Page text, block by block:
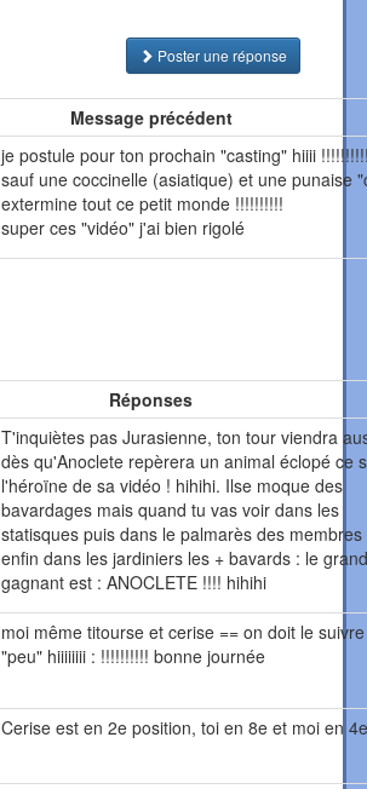
Poster une réponse
Message précédent
je postule pour ton prochain "casting" hiiii
sauf une coccinelle (asiatique) et une punaise
extermine tout ce petit monde !!!!!!!!!!
super ces "vidéo" j'ai bien rigolé
Réponses
T'inquiètes pas Jurasienne, ton tour viendra
dès qu'Anoclete repèrera un animal éclopé ce
l'héroïne de sa vidéo ! hihihi. Ilse moque des
bavardages mais quand tu vas voir dans les
statisques puis dans le palmarès des membres
enfin dans les jardiniers les + bavards : le grand
gagnant est : ANOCLETE !!!! hihihi
moi même titourse et cerise == on doit le
"peu" hiiiiiiii : !!!!!!!!!! bonne journée
Cerise est en 2e position, toi en 8e et moi en